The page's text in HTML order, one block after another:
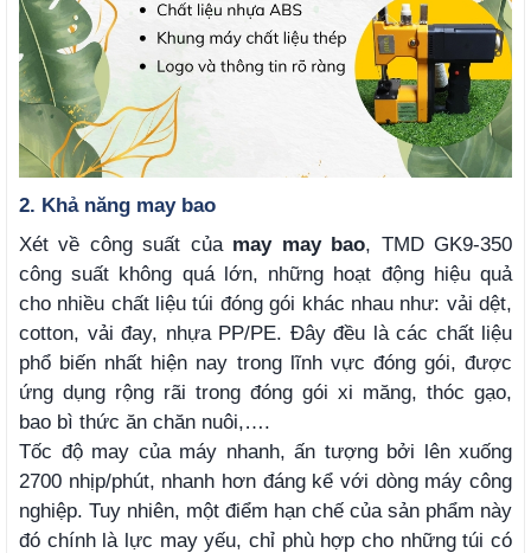
2. Khả năng may bao
Xét về công suất của may may bao, TMD GK9-350
công suất không quá lớn, những hoạt động hiệu quả
cho nhiều chất liệu túi đóng gói khác nhau như: vải dệt,
cotton, vải đay, nhựa PP/PE. Đây đều là các chất liệu
phổ biến nhất hiện nay trong lĩnh vực đóng gói, được
ứng dụng rộng rãi trong đóng gói xi măng, thóc gạo,
bao bì thức ăn chăn nuôi,….
Tốc độ may của máy nhanh, ấn tượng bởi lên xuống
2700 nhịp/phút, nhanh hơn đáng kể với dòng máy công
nghiệp. Tuy nhiên, một điểm hạn chế của sản phẩm này
đó chính là lực may yếu, chỉ phù hợp cho những túi có